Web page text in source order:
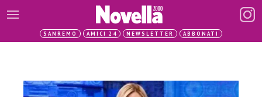
SANREMO AMICI 24 NEWSLETTER ABBONATI